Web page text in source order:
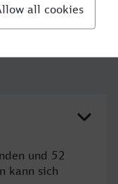
und 52
kann sich